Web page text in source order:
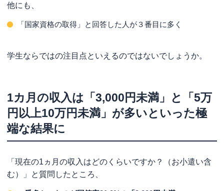
他にも、
「国家資格の取得」と回答した人が３番目に多く
学生ならではの注目点といえるのではないでしょうか。
1カ月の収入は「3,000円未満」と「5万
円以上10万円未満」が多いといった極
端な結果に
「現在の1ヵ月の収入はどのくらいですか？（お小遣い含
む）」と質問したところ、